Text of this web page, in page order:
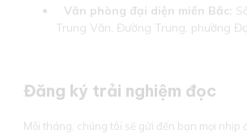
Văn phòng đại diện miền Bắc:
Trung Văn, Đường Trung, phường
Đăng ký trải nghiệm đọc
Mỗi tháng, chúng tôi sẽ gửi đến bạn mọi